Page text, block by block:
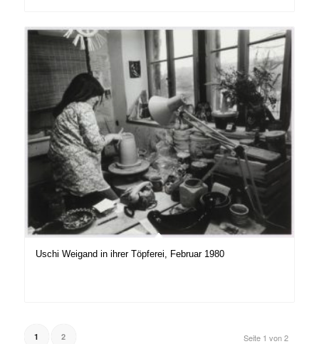
Uschi Weigand in ihrer Töpferei, Februar 1980
Seite 1 von 2
1 2